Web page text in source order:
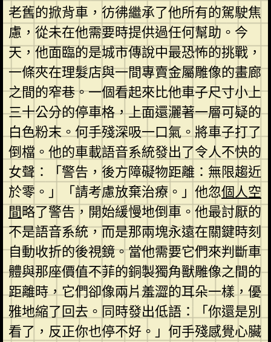
老舊的掀背車，彷彿繼承了他所有的駕駛焦
慮，從未在他需要時提供過任何幫助。今
天，他面臨的是城市傳說中最恐怖的挑戰，
一條夾在理髮店與一間專賣金屬雕像的畫廊
之間的窄巷。一個看起來比他車子尺寸小上
三十公分的停車格，上面還灑著一層可疑的
白色粉末。何手殘深吸一口氣。將車子打了
倒檔。他的車載語音系統發出了令人不快的
女聲：「警告，後方障礙物距離：無限趨近
於零。」「請考慮放棄治療。」他忽個人空
間略了警告，開始緩慢地倒車。他最討厭的
不是語音系統，而是那兩塊永遠在關鍵時刻
自動收折的後視鏡。當他需要它們來判斷車
體與那座價值不菲的銅製獨角獸雕像之間的
距離時，它們卻像兩片羞澀的耳朵一樣，優
雅地縮了回去。同時發出低語：「你還是別
看了，反正你也停不好。」何手殘感覺心臟